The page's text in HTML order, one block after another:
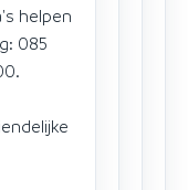
helpen
085